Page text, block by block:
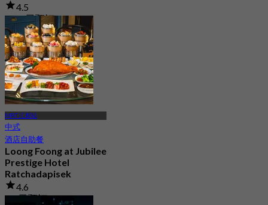
4.5
2.1K 已预订
起฿ 699
MRT 汇权站
中式
酒店自助餐
Loong Foong at Jubilee
Prestige Hotel
Ratchadapisek
4.6
5K 已预订